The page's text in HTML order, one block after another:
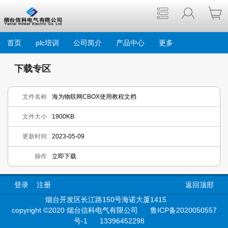
首页 plc培训 公司简介 产品中心 更多
下载专区
文件名称 海为物联网CBOX使用教程文档
文件大小 1900KB
更新时间 2023-05-09
操作 立即下载
登录 注册
返回顶部
烟台开发区长江路150号海诺大厦1415
copyright ©2020 烟台信科电气有限公司
鲁ICP备2020050557
号-1
13396452298